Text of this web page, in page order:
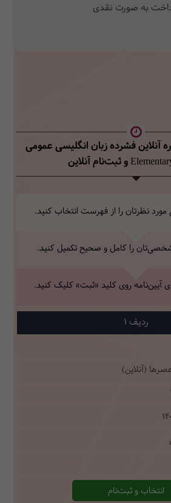
به صورت نقدی
آنلاین فشرده زبان انگلیسی عمومی
و ثبت‌نام آنلاین
نظرتان را از فهرست انتخاب کنید.
را کامل و صحیح تکمیل کنید.
آیین‌نامه روی کلید «ثبت» کلیک کنید.
1
(آنلاین)
انتخاب و ثبت‌نام